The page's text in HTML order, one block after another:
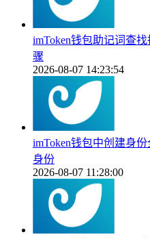
imToken钱包助记词查
骤
2026-08-07 14:23:54
imToken钱包中创建身
身份
2026-08-07 11:28:00